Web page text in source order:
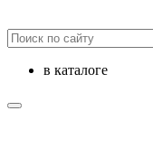
в каталоге